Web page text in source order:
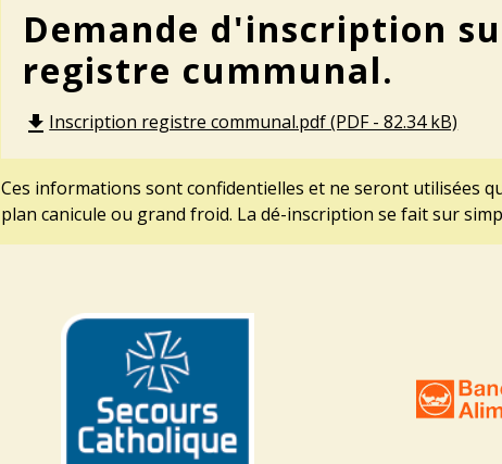
Demande d'inscription
registre cummunal.
file_downloadInscription registre communal.pdf (PDF - 82.34 kB)
Ces informations sont confidentielles et ne seront utilisées
plan canicule ou grand froid. La dé-inscription se fait sur